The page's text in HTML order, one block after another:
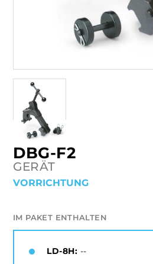
DBG-F2
GERÄT
VORRICHTUNG
IM PAKET ENTHALTEN
LD-8H: --